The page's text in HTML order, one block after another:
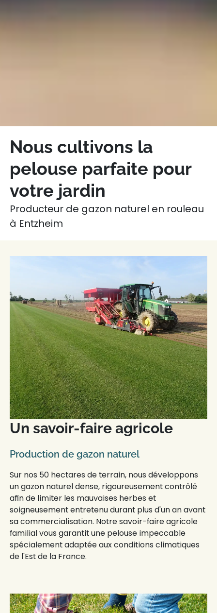
Producteur de gazon naturel en rouleau
à Entzheim
Nous cultivons la
pelouse parfaite pour
votre jardin
Un savoir-faire agricole
Production de gazon naturel
Sur nos 50 hectares de terrain, nous développons
ungazon natureldense, rigoureusement contrôlé
afin de limiter les mauvaises herbes et
soigneusement entretenu durant plus d'un an avant
sa commercialisation. Notresavoir-faire agricole
familialvous garantit une pelouse impeccable
spécialement adaptée auxconditions climatiques
de l'Est de la France.